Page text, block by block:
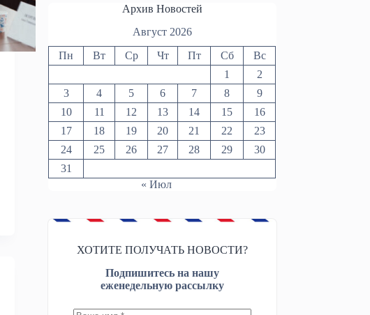
Архив Новостей
Август 2026
Пн Вт Ср Чт Пт Сб
Вс
1
2
3
4 5 6 7 8
9
10
11 12 13 14 15
16
17
18 19 20 21 22
23
24
25 26 27 28 29
30
31
« Июл
ХОТИТЕ ПОЛУЧАТЬ НОВОСТИ?
Подпишитесь на нашу
еженедельную рассылку